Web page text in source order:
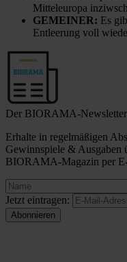
Mitteleuropa
GEMEINER: Es
Entleerung voll
Der BIORAMA-Newsletter
Erhalte in regelmäßigen
Gewinnspiele & Ausgaben
BIORAMA-Magazin per
Jetzt eintragen: